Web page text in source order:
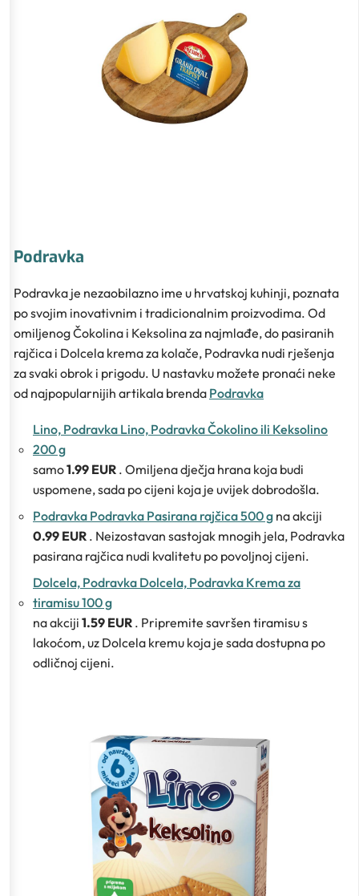
Podravka
Podravka je nezaobilazno ime u hrvatskoj kuhinji, poznata
po svojim inovativnim i tradicionalnim proizvodima. Od
omiljenog Čokolina i Keksolina za najmlađe, do pasiranih
rajčica i Dolcela krema za kolače, Podravka nudi rješenja
za svaki obrok i prigodu. U nastavku možete pronaći neke
od najpopularnijih artikala brenda Podravka
Lino, Podravka Lino, Podravka Čokolino ili Keksolino
200 g
samo1.99 EUR . Omiljena dječja hrana koja budi
uspomene, sada po cijeni koja je uvijek dobrodošla.
Podravka Podravka Pasirana rajčica 500 g na akciji
0.99 EUR . Neizostavan sastojak mnogih jela, Podravka
pasirana rajčica nudi kvalitetu po povoljnoj cijeni.
Dolcela, Podravka Dolcela, Podravka Krema za
tiramisu 100 g
na akciji 1.59 EUR . Pripremite savršen tiramisu s
lakoćom, uz Dolcela kremu koja je sada dostupna po
odličnoj cijeni.